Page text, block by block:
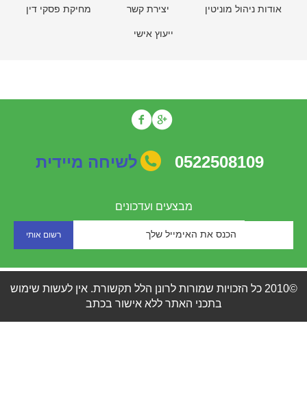
אודות ניהול מוניטין יצירת קשר מחיקת פסקי דין
ייעוץ אישי
0522508109 לשיחה מיידית
מבצעים ועדכונים
©2010 כל הזכויות שמורות לרונן הלל תקשורת. אין לעשות שימוש
בתכני האתר ללא אישור בכתב